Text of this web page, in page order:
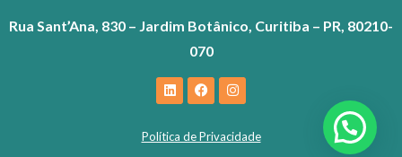
Rua Sant’Ana, 830 – Jardim Botânico, Curitiba – PR, 80210-
070
Política de Privacidade